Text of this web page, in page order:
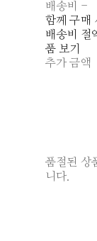
배송비 -
함께 구매
배송비 절
품 보기
추가 금액
품절된 상
니다.